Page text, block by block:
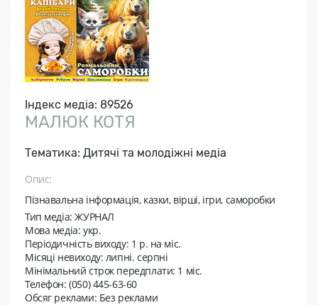
Індекс медіа: 89526
МАЛЮК КОТЯ
Тематика: Дитячі та молодіжні медіа
Опис:
Пізнавальна інформація, казки, вірші, ігри, саморобки
Тип медіа: ЖУРНАЛ
Мова медіа: укр.
Періодичність виходу: 1 р. на мic.
Місяці невиходу: липні. серпні
Мінімальний строк передплати: 1 міс.
Телефон: (050) 445-63-60
Обсяг реклами: Без реклами